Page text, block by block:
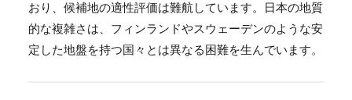
おり、候補地の適性評価は難航しています。日本の地質
的な複雑さは、フィンランドやスウェーデンのような安
定した地盤を持つ国々とは異なる困難を生んでいます。